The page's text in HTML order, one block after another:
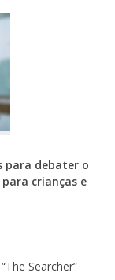
para debater o
crianças e
Searcher”